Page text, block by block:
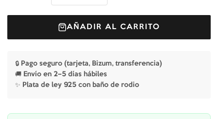
AÑADIR AL CARRITO
🔒 Pago seguro (tarjeta, Bizum, transferencia)
🚚 Envío en 2–5 días hábiles
✨ Plata de ley 925 con baño de rodio